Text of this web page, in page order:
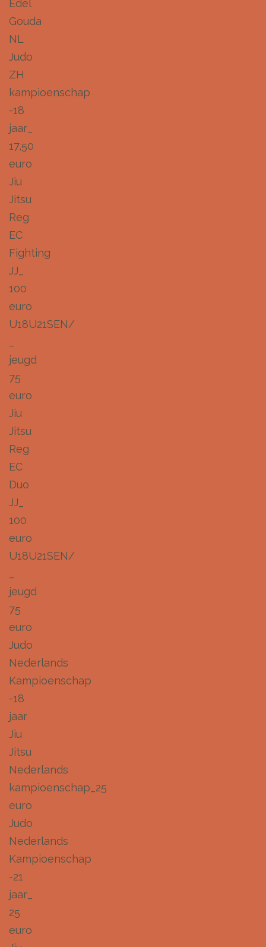
Edel
Gouda
NL
Judo
ZH
kampioenschap
-18
jaar_
17,50
euro
Jiu
Jitsu
Reg
EC
Fighting
JJ_
100
euro
U18U21SEN/
jeugd
75
euro
Jiu
Jitsu
Reg
EC
Duo
JJ_
100
euro
U18U21SEN/
jeugd
75
euro
Judo
Nederlands
Kampioenschap
-18
jaar
Jiu
Jitsu
Nederlands
kampioenschap_25
euro
Judo
Nederlands
Kampioenschap
-21
jaar_
25
euro